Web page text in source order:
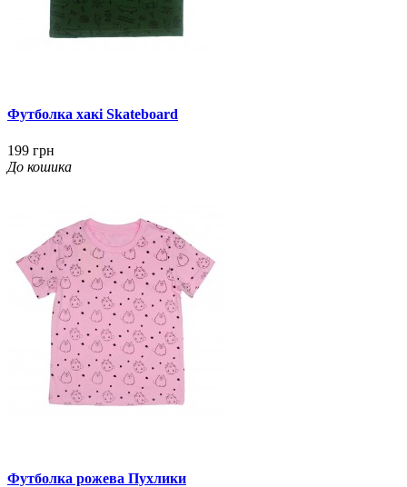
Футболка хакі Skateboard
199 грн
До кошика
Футболка рожева Пухлики